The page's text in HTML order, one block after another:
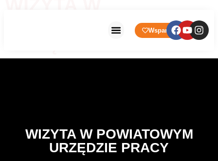
Wsparcie
POWIATOWYM
URZĘDZIE PRACY
WIZYTA W POWIATOWYM
URZĘDZIE PRACY